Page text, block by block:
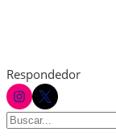
Respondedor
instagram
twitter
Buscar: